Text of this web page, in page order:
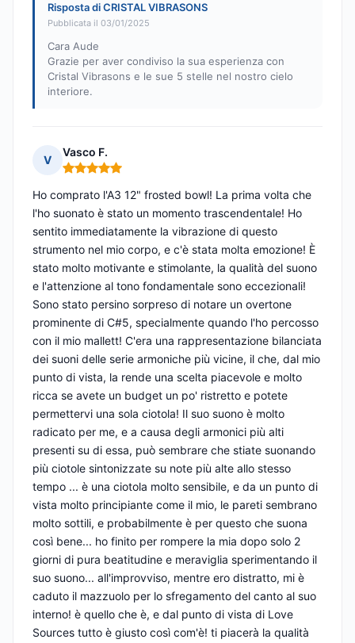
Risposta di CRISTAL VIBRASONS
Pubblicata il 03/01/2025
Cara Aude
Grazie per aver condiviso la sua esperienza con
Cristal Vibrasons e le sue 5 stelle nel nostro cielo
interiore.
V
Vasco F.
Nota: 5 su 5
Ho comprato l'A3 12" frosted bowl! La prima volta che
l'ho suonato è stato un momento trascendentale! Ho
sentito immediatamente la vibrazione di questo
strumento nel mio corpo, e c'è stata molta emozione! È
stato molto motivante e stimolante, la qualità del suono
e l'attenzione al tono fondamentale sono eccezionali!
Sono stato persino sorpreso di notare un overtone
prominente di C#5, specialmente quando l'ho percosso
con il mio mallett! C'era una rappresentazione bilanciata
dei suoni delle serie armoniche più vicine, il che, dal mio
punto di vista, la rende una scelta piacevole e molto
ricca se avete un budget un po' ristretto e potete
permettervi una sola ciotola! Il suo suono è molto
radicato per me, e a causa degli armonici più alti
presenti su di essa, può sembrare che stiate suonando
più ciotole sintonizzate su note più alte allo stesso
tempo ... è una ciotola molto sensibile, e da un punto di
vista molto principiante come il mio, le pareti sembrano
molto sottili, e probabilmente è per questo che suona
così bene... ho finito per rompere la mia dopo solo 2
giorni di pura beatitudine e meraviglia sperimentando il
suo suono... all'improvviso, mentre ero distratto, mi è
caduto il mazzuolo per lo sfregamento del canto al suo
interno! è quello che è, e dal punto di vista di Love
Sources tutto è giusto così com'è! ti piacerà la qualità